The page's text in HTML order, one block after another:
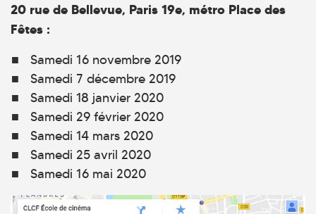
20 rue de Bellevue, Paris 19e, métro Place des
Fêtes :
Samedi 16 novembre 2019
Samedi 7 décembre 2019
Samedi 18 janvier 2020
Samedi 29 février 2020
Samedi 14 mars 2020
Samedi 25 avril 2020
Samedi 16 mai 2020